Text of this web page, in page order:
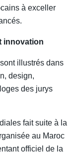
à exceller
innovation
illustrés dans
design,
des jurys
fait suite à la
au Maroc
officiel de la